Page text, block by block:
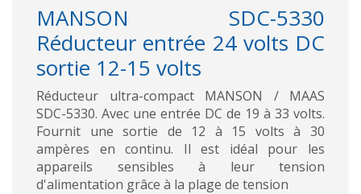
MANSON SDC-5330
Réducteur entrée 24 volts DC
sortie 12-15 volts
Réducteur ultra-compact MANSON / MAAS
SDC-5330. Avec une entrée DC de 19 à 33 volts.
Fournit une sortie de 12 à 15 volts à 30
ampères en continu. Il est idéal pour les
appareils sensibles à leur tension
d'alimentation grâce à la plage de tension